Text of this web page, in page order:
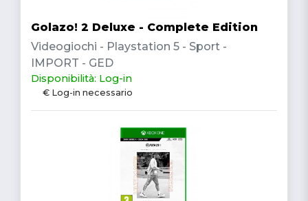
Golazo! 2 Deluxe - Complete Edition
Videogiochi - Playstation 5 - Sport -
IMPORT - GED
Disponibilità: Log-in
€ Log-in necessario